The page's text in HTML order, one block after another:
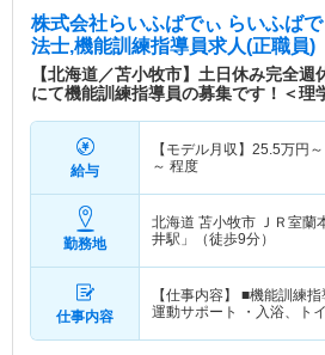
株式会社らいふばでぃ らいふば
法士,機能訓練指導員求人(正職員)
【北海道／苫小牧市】土日休み完全
にて機能訓練指導員の募集です！＜理
給与
【モデル月収】 25.5万円～
～ 程度
勤務地
北海道 苫小牧市 ＪＲ室蘭
井駅」（徒歩9分）
仕事内容
【仕事内容】 ■機能訓練
運動サポート ・入浴、ト